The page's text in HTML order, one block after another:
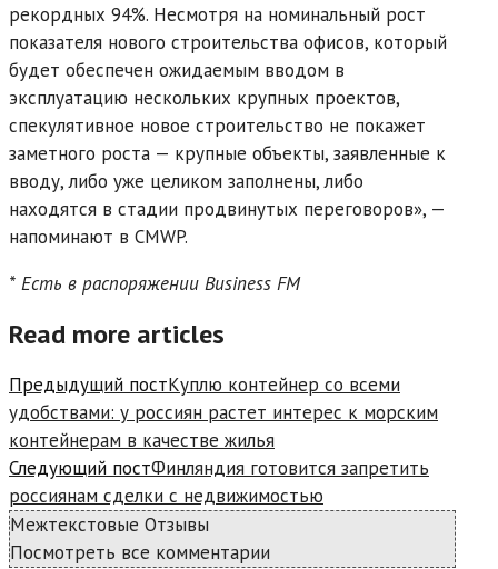
рекордных 94%. Несмотря на номинальный рост
показателя нового строительства офисов, который
будет обеспечен ожидаемым вводом в
эксплуатацию нескольких крупных проектов,
спекулятивное новое строительство не покажет
заметного роста — крупные объекты, заявленные к
вводу, либо уже целиком заполнены, либо
находятся в стадии продвинутых переговоров», —
напоминают в CMWP.
* Есть в распоряжении Business FM
Read more articles
Предыдущий постКуплю контейнер со всеми
удобствами: у россиян растет интерес к морским
контейнерам в качестве жилья
Следующий постФинляндия готовится запретить
россиянам сделки с недвижимостью
Межтекстовые Отзывы
Посмотреть все комментарии